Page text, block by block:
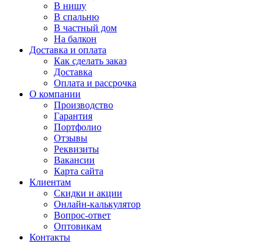
В нишу
В спальню
В частный дом
На балкон
Доставка и оплата
Как сделать заказ
Доставка
Оплата и рассрочка
О компании
Производство
Гарантия
Портфолио
Отзывы
Реквизиты
Вакансии
Карта сайта
Клиентам
Скидки и акции
Онлайн-калькулятор
Вопрос-ответ
Оптовикам
Контакты